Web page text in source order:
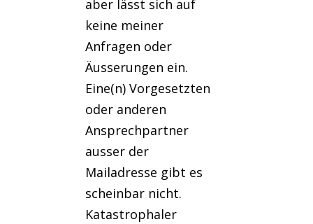
aber lässt sich auf
keine meiner
Anfragen oder
Äusserungen ein.
Eine(n) Vorgesetzten
oder anderen
Ansprechpartner
ausser der
Mailadresse gibt es
scheinbar nicht.
Katastrophaler